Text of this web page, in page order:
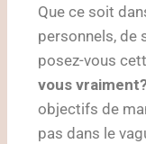
Que ce soit
personnels, de
posez-vous
vous
objectifs de
pas dans le